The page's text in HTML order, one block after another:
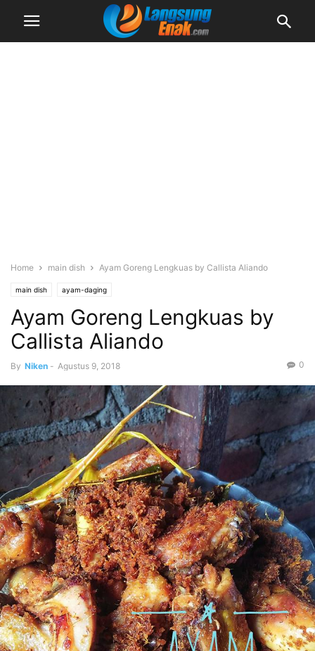
Home main dish Ayam Goreng Lengkuas by Callista Aliando
main dish ayam-daging
Ayam Goreng Lengkuas by
Callista Aliando
By Niken - Agustus 9, 2018 0